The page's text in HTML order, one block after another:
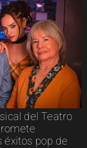
del Teatro
pop de